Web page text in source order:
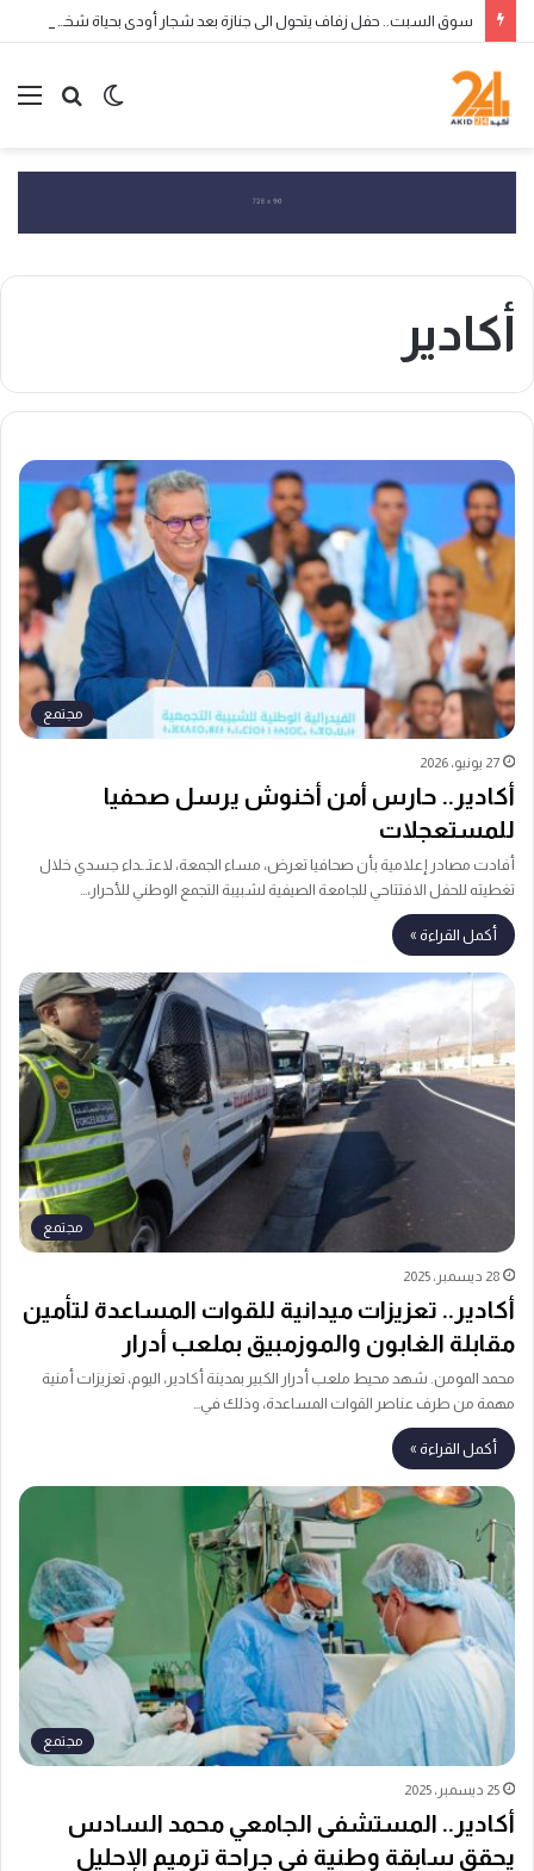
سوق السبت.. حفل زفاف يتحول الى جنازة بعد شجار أودى بحياة شخص واصابة 3 أخرين
بحث
الوضع
أكادير
مجتمع
27 يونيو، 2026
أكادير.. حارس أمن أخنوش يرسل صحفيا
للمستعجلات
أفادت مصادر إعلامية بأن صحافيا تعرض، مساء الجمعة، لاعتـ.ـداء جسدي خلال
تغطيته للحفل الافتتاحي للجامعة الصيفية لشبيبة التجمع الوطني للأحرار،…
أكمل القراءة »
مجتمع
28 ديسمبر، 2025
أكادير.. تعزيزات ميدانية للقوات المساعدة لتأمين
مقابلة الغابون والموزمبيق بملعب أدرار
محمد المومن. شهد محيط ملعب أدرار الكبير بمدينة أكادير، اليوم، تعزيزات أمنية
مهمة من طرف عناصر القوات المساعدة، وذلك في…
أكمل القراءة »
مجتمع
25 ديسمبر، 2025
أكادير.. المستشفى الجامعي محمد السادس
يحقق سابقة وطنية في جراحة ترميم الإحليل